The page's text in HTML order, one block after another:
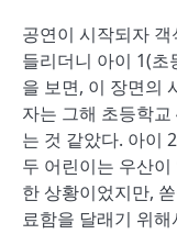
공연이 시작되자
들리더니 아이 1(
을 보면, 이 장면의
자는 그해 초등학
는 것 같았다. 아이
두 어린이는 우산
한 상황이었지만,
료함을 달래기 위